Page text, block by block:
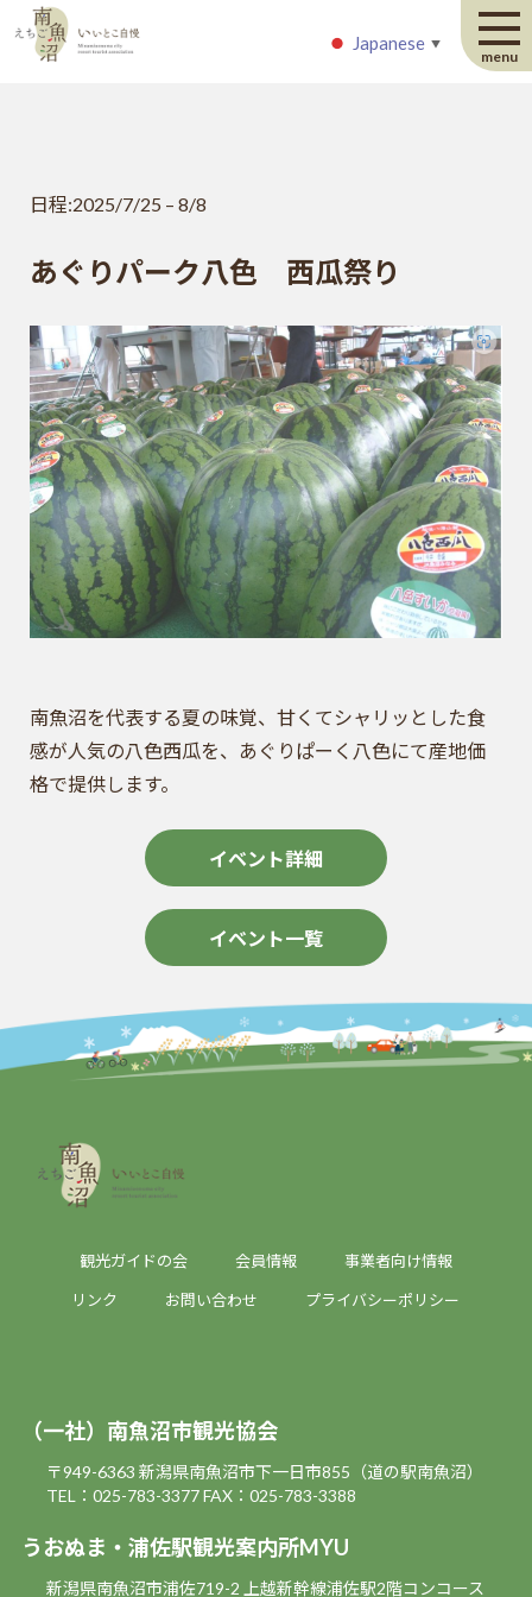
Japanese ▼
Japanese ▼
menu
日程:2025/7/25 – 8/8
あぐりパーク八色 西瓜祭り
南魚沼を代表する夏の味覚、甘くてシャリッとした食
感が人気の八色西瓜を、あぐりぱーく八色にて産地価
格で提供します。
イベント詳細
イベント一覧
観光ガイドの会 会員情報 事業者向け情報
リンク お問い合わせ プライバシーポリシー
（一社）南魚沼市観光協会
〒949-6363 新潟県南魚沼市下一日市855（道の駅南魚沼）
TEL：025-783-3377FAX：025-783-3388
うおぬま・浦佐駅観光案内所MYU
新潟県南魚沼市浦佐719-2 上越新幹線浦佐駅2階コンコース